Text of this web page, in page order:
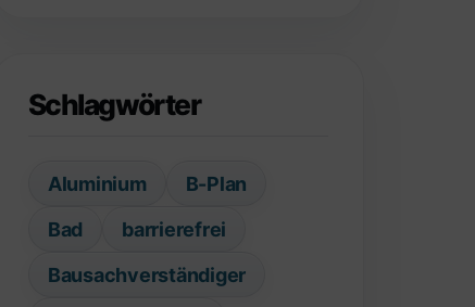
Schlagwörter
Aluminium
B-Plan
Bad
barrierefrei
Bausachverständiger